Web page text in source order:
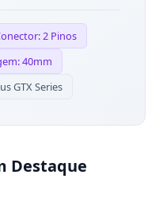
2 Pinos
40mm
GTX Series
Destaque